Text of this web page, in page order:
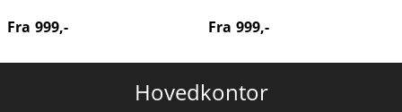
Fra 999,- Fra 999,-
Hovedkontor